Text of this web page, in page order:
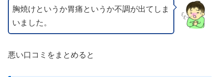
胸焼けというか胃痛というか不調が出てしま
いました。
悪い口コミをまとめると